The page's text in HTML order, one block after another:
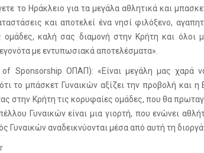
το Ηράκλειο για τα μεγάλα αθλητικά και
και αποτελεί ένα νησί φιλόξενο,
ομάδες, καλή σας διαμονή στην Κρήτη και όλοι
με εντυπωσιακά αποτελέσματα».
Sponsorship ΟΠΑΠ): «Είναι μεγάλη μας χαρά
το μπάσκετ Γυναικών αξίζει την προβολή και
στην Κρήτη τις κορυφαίες ομάδες, που θα
Γυναικών είναι μια γιορτή, που ενώνει
Γυναικών αναδεικνύονται μέσα από αυτή τη